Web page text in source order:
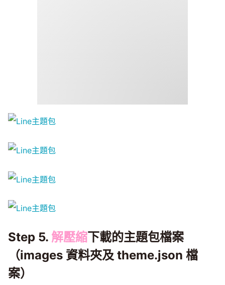
Step 5. 解壓縮下載的主題包檔案
（images 資料夾及 theme.json 檔
案）